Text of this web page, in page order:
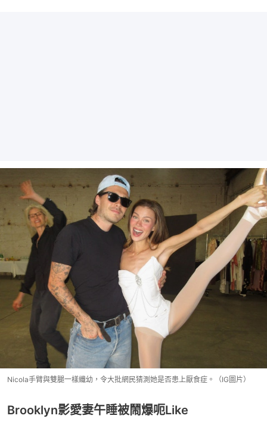
Nicola手臂與雙腿一樣纖幼，令大批網民猜測她是否患上厭食症。（IG圖片）
Brooklyn影愛妻午睡被鬧爆呃Like